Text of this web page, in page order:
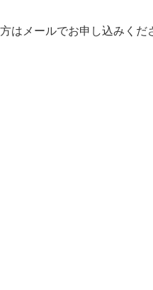
はメールでお申し込みくだ